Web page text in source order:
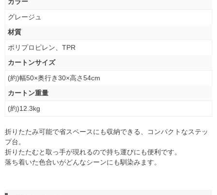
グレージュ
材質
ポリプロピレン、TPR
カートンサイズ
(約)幅50×奥行き30×高さ54cm
カートン重量
(約)12.3kg
折りたたみ可能で省スペースにも収納できる、コンパクトなステッ
プ台。
折りたたむと取っ手が現れるので持ち運びにも便利です。
落ち着いた色合いがどんなシーンにも馴染みます。